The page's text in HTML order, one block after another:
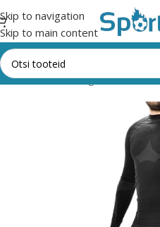
Skip to navigation
Skip to main content
Esileht Kõik kategooriad